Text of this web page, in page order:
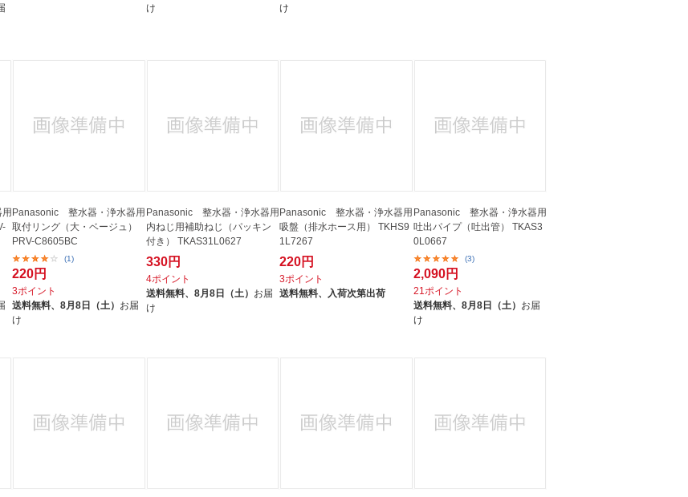
け
け
Panasonic 整水器・浄水器用
取付リング（大・ベージュ）
PRV-C8605BC
(1)
220円
3ポイント
送料無料、8月8日（土） お届
け
Panasonic 整水器・浄水器用
内ねじ用補助ねじ（パッキン
付き） TKAS31L0627
330円
4ポイント
送料無料、 8月8日（土） お届
け
Panasonic 整水器・浄水器用
吸盤（排水ホース用） TKHS9
1L7267
220円
3ポイント
送料無料、 入荷次第出荷
Panasonic 整水器・浄水器用
吐出パイプ（吐出管） TKAS3
0L0667
(3)
2,090円
21ポイント
送料無料、 8月8日（土） お届
け